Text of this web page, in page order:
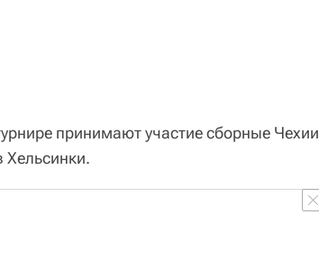
принимают участие сборные Чехии
Хельсинки.